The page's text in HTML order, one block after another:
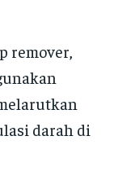
remover,
darah di